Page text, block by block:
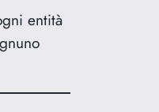
entità